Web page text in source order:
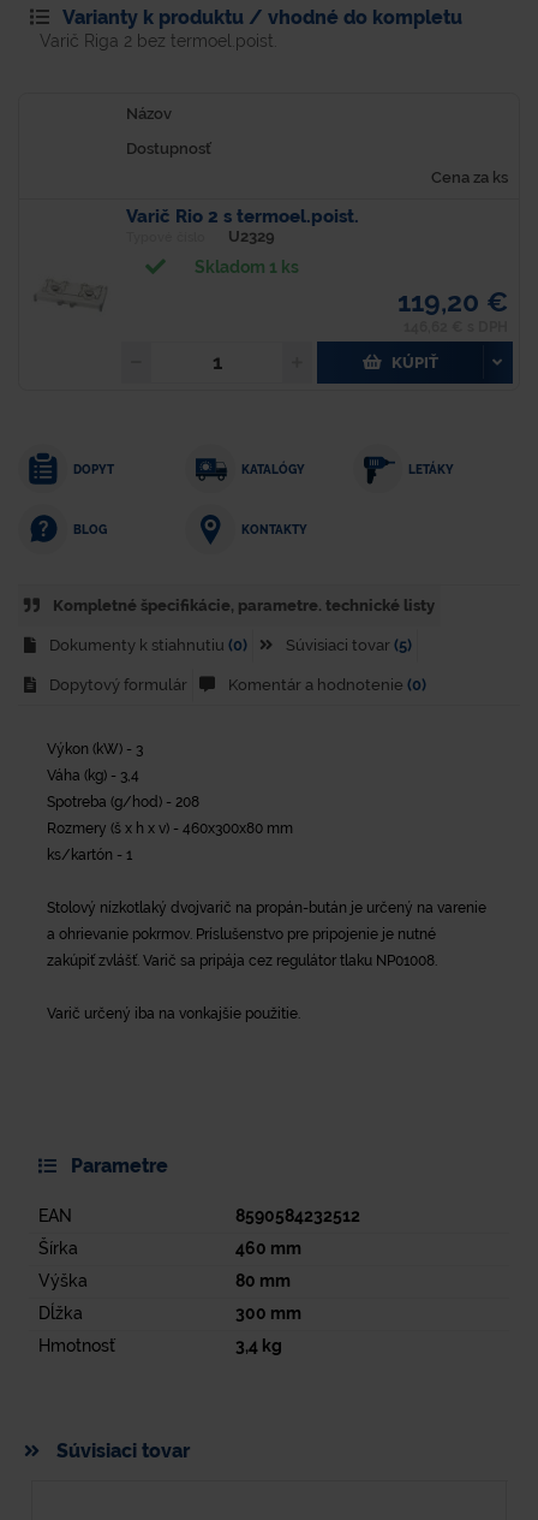
Varianty k produktu / vhodné do kompletu
Varič Riga 2 bez termoel.poist.
Názov
Dostupnosť
Cena za ks
Varič Rio 2 s termoel.poist.
U2329
Skladom 1 ks
119,20 €
KÚPIŤ
DOPYT KATALÓGY LETÁKY
BLOG KONTAKTY
Kompletné špecifikácie, parametre. technické listy
Dokumenty k stiahnutiu (0) Súvisiaci tovar (5)
Dopytový formulár Komentár a hodnotenie (0)
Výkon (kW) - 3
Váha (kg) - 3,4
Spotreba (g/hod) - 208
Rozmery (š x h x v) - 460x300x80 mm
ks/kartón - 1
Stolový nízkotlaký dvojvarič na propán-bután je určený na varenie
a ohrievanie pokrmov. Príslušenstvo pre pripojenie je nutné
zakúpiť zvlášť. Varič sa pripája cez regulátor tlaku NP01008.
Varič určený iba na vonkajšie použitie.
Parametre
EAN
8590584232512
Šírka
460 mm
Výška
80 mm
Dĺžka
300 mm
Hmotnosť
3,4kg
Súvisiaci tovar